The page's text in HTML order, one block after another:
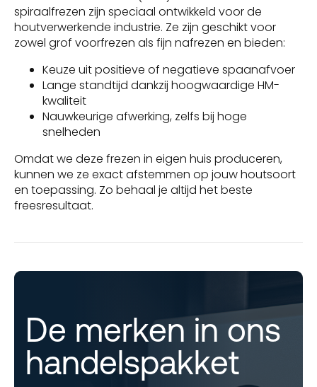
spiraalfrezen zijn speciaal ontwikkeld voor de
houtverwerkende industrie. Ze zijn geschikt voor
zowel grof voorfrezen als fijn nafrezen en bieden:
Keuze uit positieve of negatieve spaanafvoer
Lange standtijd dankzij hoogwaardige HM-
kwaliteit
Nauwkeurige afwerking, zelfs bij hoge
snelheden
Omdat we deze frezen in eigen huis produceren,
kunnen we ze exact afstemmen op jouw houtsoort
en toepassing. Zo behaal je altijd het beste
freesresultaat.
De merken in ons
handelspakket